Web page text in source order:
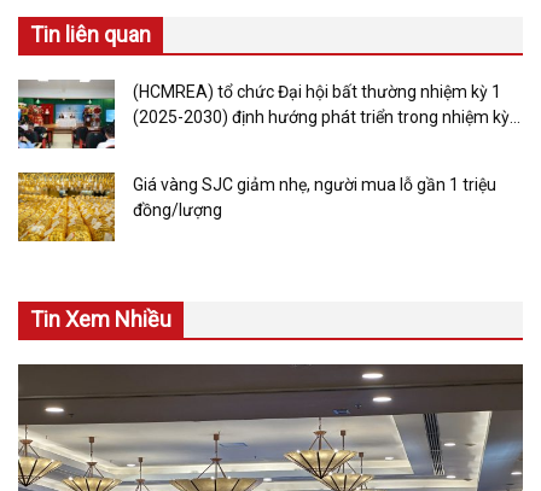
Tin liên quan
(HCMREA) tổ chức Đại hội bất thường nhiệm kỳ 1
(2025-2030) định hướng phát triển trong nhiệm kỳ
Giá vàng SJC giảm nhẹ, người mua lỗ gần 1 triệu
đồng/lượng
Tin Xem Nhiều